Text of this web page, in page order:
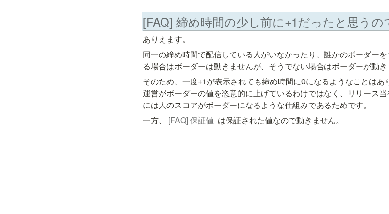
ありえます。
同一の締め時間で配信している人がいなかったり、誰かのボーダー
る場合はボーダーは動きませんが、そうでない場合はボーダーが動き
そのため、一度+1が表示されても締め時間に0になるようなことはあ
運営がボーダーの値を恣意的に上げているわけではなく、リリース
には人のスコアがボーダーになるような仕組みであるためです。
一方、 [FAQ] 保証値
  は保証された値なので動きません。